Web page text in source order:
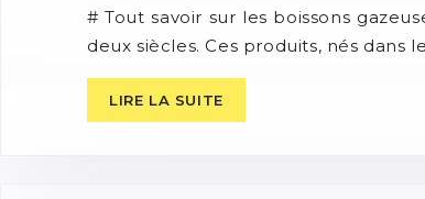
# Tout savoir sur les boissons
deux siècles. Ces produits, nés dans
LIRE LA SUITE